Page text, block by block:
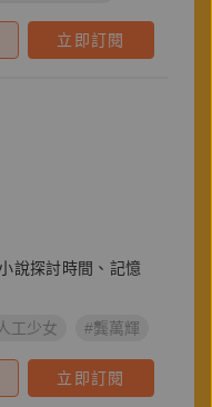
立即訂閱
說探討時間、記憶
工少女 #龔萬輝
立即訂閱